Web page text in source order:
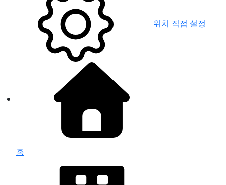
위치 직접 설정
홈